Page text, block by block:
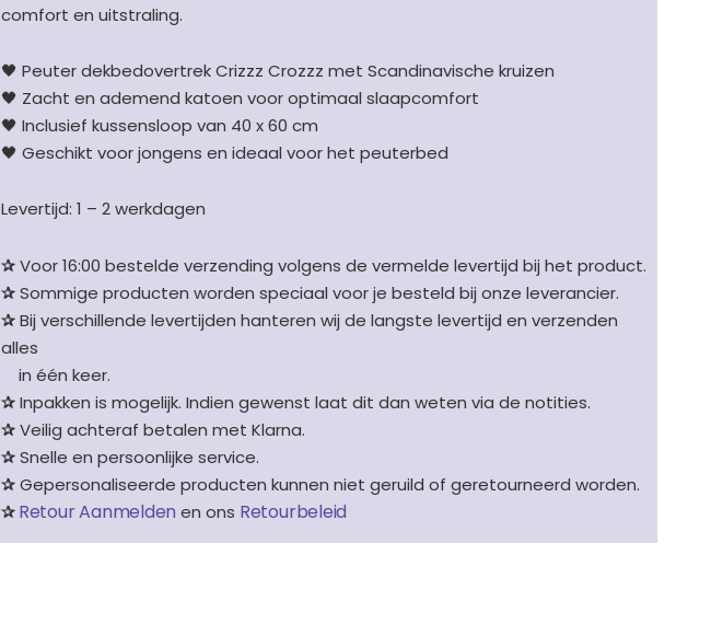
kruizenprint
aantal
comfort en uitstraling.
🖤 Peuter dekbedovertrek Crizzz Crozzz met Scandinavische kruizen
🖤 Zacht en ademend katoen voor optimaal slaapcomfort
🖤 Inclusief kussensloop van 40 x 60 cm
🖤 Geschikt voor jongens en ideaal voor het peuterbed
Levertijd: 1 – 2 werkdagen
✰Voor 16:00 bestelde verzending volgens de vermelde levertijd bij het product.
✰Sommige producten worden speciaal voor je besteld bij onze leverancier.
✰Bij verschillende levertijden hanteren wij de langste levertijd en verzenden
alles
in één keer.
✰Inpakken is mogelijk. Indien gewenst laat dit dan weten via de notities.
✰Veilig achteraf betalen met Klarna.
✰Snelle en persoonlijke service.
✰Gepersonaliseerde producten kunnen niet geruild of geretourneerd worden.
✰Retour Aanmelden en ons Retourbeleid